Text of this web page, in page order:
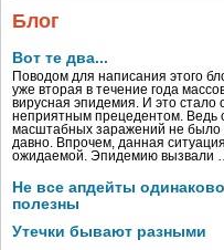
Блог
Вот те два...
Поводом для написания этого
уже вторая в течение года
вирусная эпидемия. И это стало
неприятным прецедентом. Ведь
масштабных заражений не было
давно. Впрочем, данная
ожидаемой. Эпидемию вызвали …
Не все апдейты одинаково
полезны
Утечки бывают разными